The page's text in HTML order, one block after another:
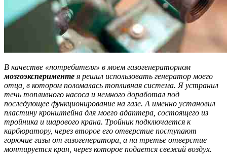
В качестве «потребителя» в моем газогенераторном
мозгоэксперименте я решил использовать генератор моего
отца, в котором поломалась топливная система. Я устранил
течь топливного насоса и немного доработал под
последующее функционирование на газе. А именно установил
пластину кронштейна для моего адаптера, состоящего из
тройника и шарового крана. Тройник подключается к
карбюратору, через второе его отверстие поступают
горючие газы от газогенератора, а на третье отверстие
монтируется кран, через которое подается свежий воздух.